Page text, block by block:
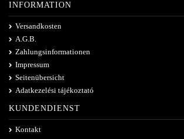
INFORMATION
Versandkosten
A.G.B.
Zahlungsinformationen
Impressum
Seitenübersicht
Adatkezelési tájékoztató
KUNDENDIENST
Kontakt